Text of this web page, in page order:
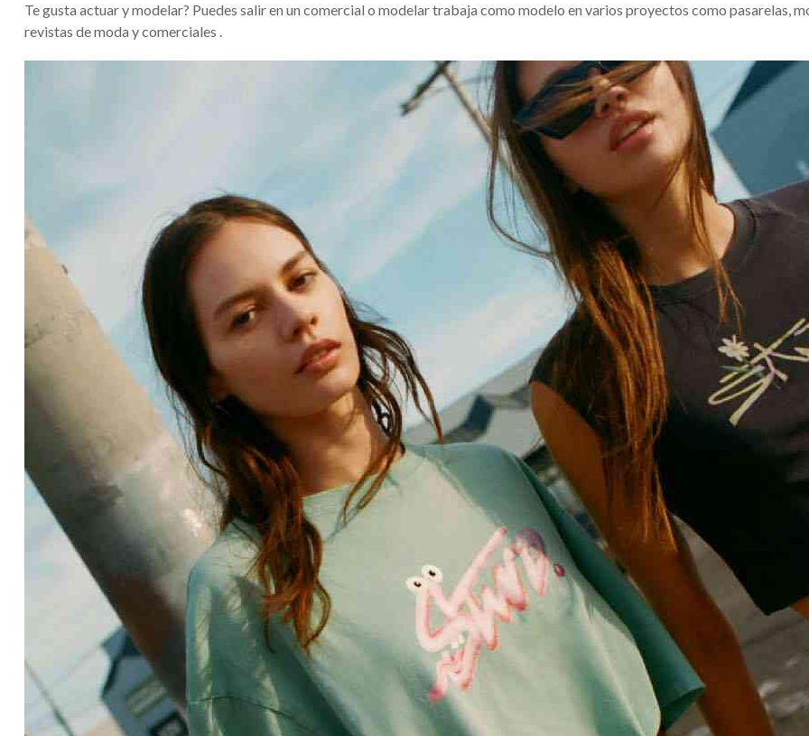
Te gusta actuar y modelar? Puedes salir en un comercial o modelar trabaja como modelo en varios proyectos como pasarelas,
revistas de moda y comerciales .